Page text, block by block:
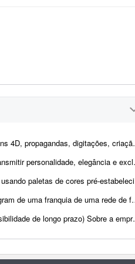
logotipos e artes em geral. O objetivo é inovar na forma com...
pontos de contato da marca ou do evento. Todo projeto é desenvolvido ...
Os layouts devem ser limpos, com tipografia...
A marca já tem identidade visual definida pela rede/mat...
A Sulnex é uma startup SaaS brasileira em desenv...